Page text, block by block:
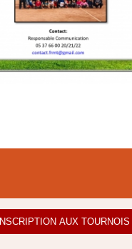
INSCRIPTION AUX TOURNOIS